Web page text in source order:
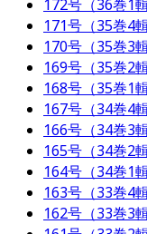
172号（36巻1輯
171号（35巻4輯
170号（35巻3
169号（35巻2輯
168号（35巻1輯
167号（34巻4輯
166号（34巻3
165号（34巻2輯
164号（34巻1輯
163号（33巻4輯
162号（33巻3